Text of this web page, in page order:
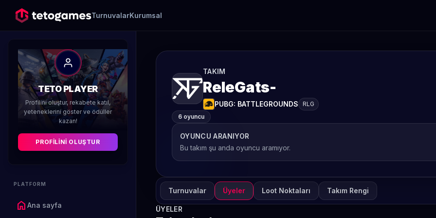
TurnuvalarKurumsal
TETO PLAYER
Profilini oluştur, rekabete katıl,
yeteneklerini göster ve ödüller
kazan!
PROFILINI OLUŞTUR
PLATFORM
home Ana sayfa
TAKIM
ReleGats-
PUBG: BATTLEGROUNDS
RLG
6 oyuncu
OYUNCU ARANIYOR
Bu takım şu anda oyuncu aramıyor.
Turnuvalar Üyeler Loot Noktaları Takım Rengi
ÜYELER